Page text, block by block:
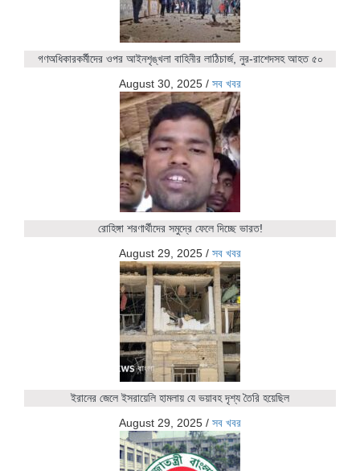
গণঅধিকারকর্মীদের ওপর আইনশৃঙ্খলা বাহিনীর লাঠিচার্জ, নুর-রাশেদসহ আহত ৫০
August 30, 2025 / সব খবর
রোহিঙ্গা শরণার্থীদের সমুদ্রে ফেলে দিচ্ছে ভারত!
August 29, 2025 / সব খবর
ইরানের জেলে ইসরায়েলি হামলায় যে ভয়াবহ দৃশ্য তৈরি হয়েছিল
August 29, 2025 / সব খবর